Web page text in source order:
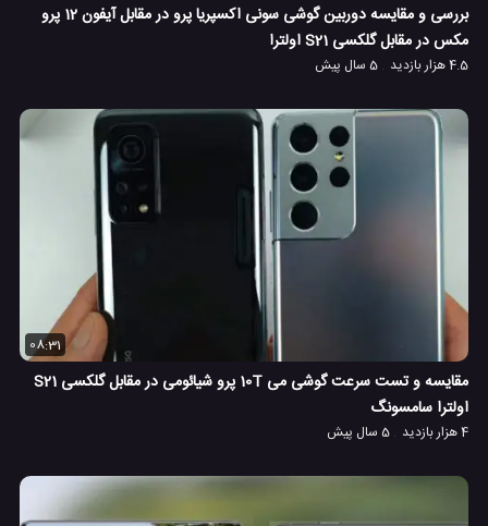
بررسی و مقایسه دوربین گوشی سونی اکسپریا پرو در مقابل آیفون 12 پرو
مکس در مقابل گلکسی S21 اولترا
4.5 هزار بازدید 5 سال پیش
08:31
مقایسه و تست سرعت گوشی می 10T پرو شیائومی در مقابل گلکسی S21
اولترا سامسونگ
4 هزار بازدید 5 سال پیش